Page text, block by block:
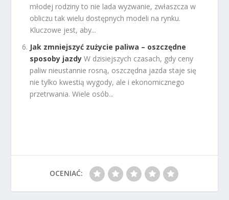
młodej rodziny to nie lada wyzwanie, zwłaszcza w
obliczu tak wielu dostępnych modeli na rynku.
Kluczowe jest, aby...
Jak zmniejszyć zużycie paliwa – oszczędne
sposoby jazdy W dzisiejszych czasach, gdy ceny
paliw nieustannie rosną, oszczędna jazda staje się
nie tylko kwestią wygody, ale i ekonomicznego
przetrwania. Wiele osób...
OCENIAĆ: